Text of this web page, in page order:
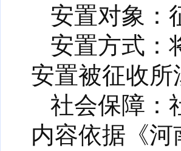
安置对象：
安置方式：
安置被征收
社会保障：
内容依据《